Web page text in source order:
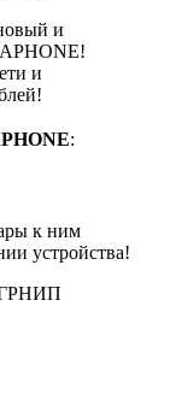
и
и
:
к ним
устройства!